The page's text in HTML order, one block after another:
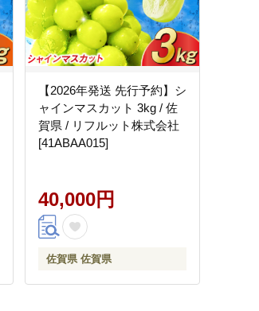
【2026年発送 先行予約】シ
ャインマスカット 3kg / 佐
賀県 / リフルット株式会社
[41ABAA015]
40,000円
佐賀県 佐賀県